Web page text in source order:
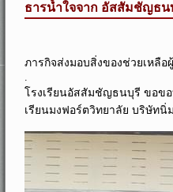
ธารน้ำใจจาก อัสสัมชัญธน
ภารกิจส่งมอบสิ่งของช่วยเหลื
.
โรงเรียนอัสสัมชัญธนบุรี ขอข
เรียนมงฟอร์ตวิทยาลัย บริษัทนิ่